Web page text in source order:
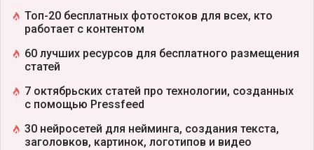
Топ-20 бесплатных фотостоков для всех, кто
работает с контентом
60 лучших ресурсов для бесплатного размещения
статей
7 октябрьских статей про технологии, созданных
с помощью Pressfeed
30 нейросетей для нейминга, создания текста,
заголовков, картинок, логотипов и видео